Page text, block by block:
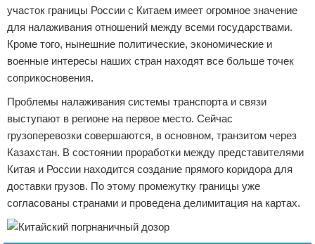
участок границы России с Китаем имеет огромное значение
для налаживания отношений между всеми государствами.
Кроме того, нынешние политические, экономические и
военные интересы наших стран находят все больше точек
соприкосновения.
Проблемы налаживания системы транспорта и связи
выступают в регионе на первое место. Сейчас
грузоперевозки совершаются, в основном, транзитом через
Казахстан. В состоянии проработки между представителями
Китая и России находится создание прямого коридора для
доставки грузов. По этому промежутку границы уже
согласованы странами и проведена делимитация на картах.